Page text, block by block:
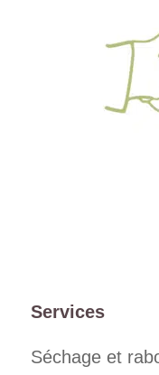
Services
Séchage et